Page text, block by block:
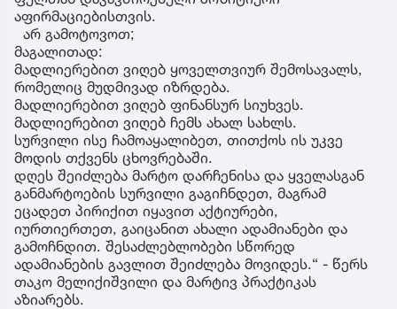
აფირმაციებისთვის.
არ გამოტოვოთ;
მაგალითად:
მადლიერებით ვიღებ ყოველთვიურ შემოსავალს,
რომელიც მუდმივად იზრდება.
მადლიერებით ვიღებ ფინანსურ სიუხვეს.
მადლიერებით ვიღებ ჩემს ახალ სახლს.
სურვილი ისე ჩამოაყალიბეთ, თითქოს ის უკვე
მოდის თქვენს ცხოვრებაში.
დღეს შეიძლება მარტო დარჩენისა და ყველასგან
განმარტოების სურვილი გაგიჩნდეთ, მაგრამ
ეცადეთ პირიქით იყავით აქტიურები,
იურთიერთეთ, გაიცანით ახალი ადამიანები და
გამოჩნდით. შესაძლებლობები სწორედ
ადამიანების გავლით შეიძლება მოვიდეს.“ - წერს
თაკო მელიქიშვილი და მარტივ პრაქტიკას
აზიარებს.